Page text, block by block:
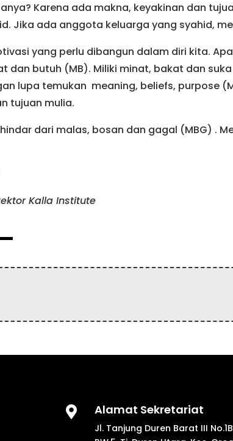
Karena ada makna, keyakinan dan
Jika ada anggota keluarga yang syahid,
yang perlu dibangun dalam diri kita.
dan butuh (MB). Miliki minat, bakat dan
lupa temukan meaning, beliefs, purpose
tujuan mulia.
dari malas, bosan dan gagal (MBG) .
Kalla Institute
 Alamat Sekretariat
Jl. Tanjung Duren Barat III